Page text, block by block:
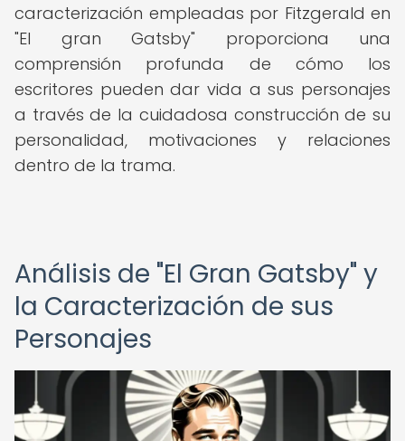
caracterización empleadas por Fitzgerald en
"El gran Gatsby" proporciona una
comprensión profunda de cómo los
escritores pueden dar vida a sus personajes
a través de la cuidadosa construcción de su
personalidad, motivaciones y relaciones
dentro de la trama.
Análisis de "El Gran Gatsby" y
la Caracterización de sus
Personajes